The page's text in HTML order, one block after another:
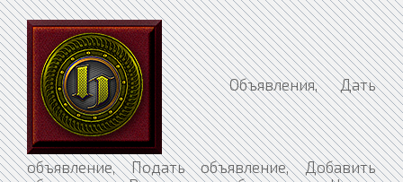
Объявления, Дать
объявление, Подать объявление, Добавить